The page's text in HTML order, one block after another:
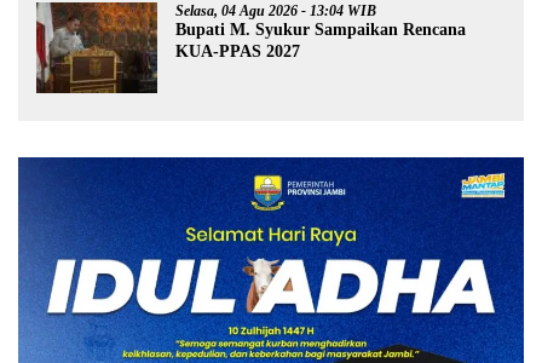
Selasa, 04 Agu 2026 - 13:04 WIB
Bupati M. Syukur Sampaikan Rencana
KUA-PPAS 2027